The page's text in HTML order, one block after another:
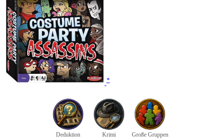
*
Deduktion Krimi Große Gruppen